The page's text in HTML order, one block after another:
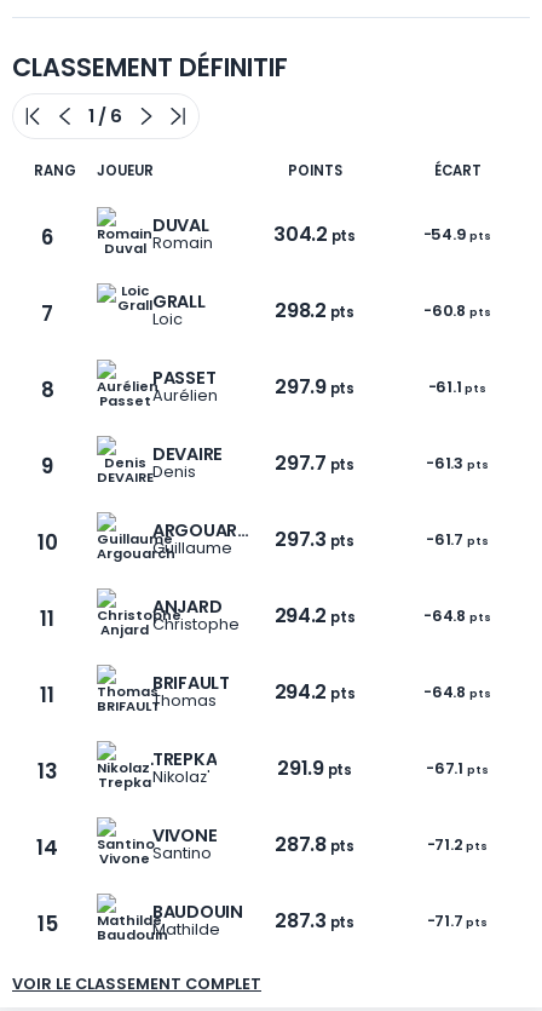
CLASSEMENT DÉFINITIF
RANG JOUEUR POINTS ÉCART
6 DUVAL
Romain 304.2 pts -54.9 pts
7 GRALL
Loic 298.2 pts -60.8 pts
8 PASSET
Aurélien 297.9 pts -61.1 pts
9 DEVAIRE
Denis 297.7 pts -61.3 pts
10 ARGOUARCH
Guillaume 297.3 pts -61.7 pts
11 ANJARD
Christophe 294.2 pts -64.8 pts
11 BRIFAULT
Thomas 294.2 pts -64.8 pts
13 TREPKA
Nikolaz' 291.9 pts -67.1 pts
14 VIVONE
Santino 287.8 pts -71.2 pts
15 BAUDOUIN
Mathilde 287.3 pts -71.7 pts
VOIR LE CLASSEMENT COMPLET